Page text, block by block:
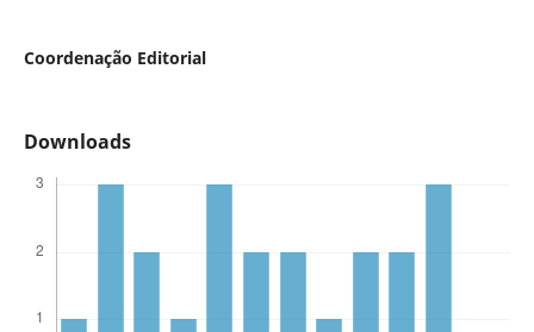
Coordenação Editorial
Downloads